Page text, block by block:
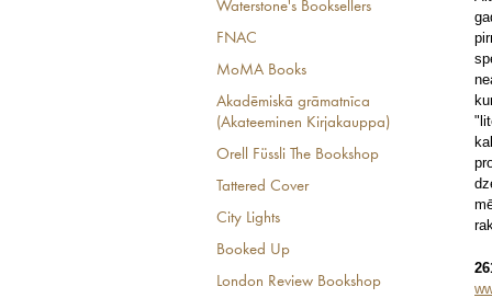
Waterstone's Booksellers
FNAC
MoMA Books
Akadēmiskā grāmatnīca
(Akateeminen Kirjakauppa)
Orell Füssli The Bookshop
Tattered Cover
City Lights
Booked Up
London Review Bookshop